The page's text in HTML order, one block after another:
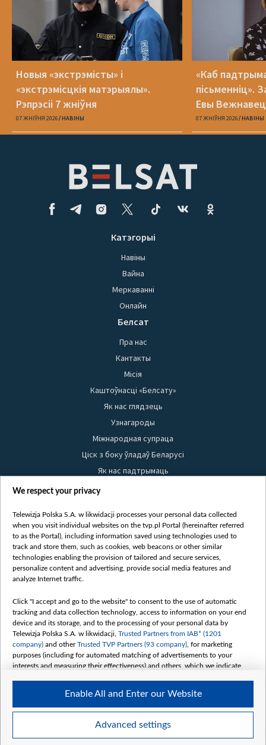
Новыя «экстрэмісты» і
«экстрэмісцкія матэрыялы».
Рэпрэсіі 7 жніўня
07 ЖНІЎНЯ 2026 НАВІНЫ
«Каб
пісьменніц».
Евы Вежнавец
07 ЖНІЎНЯ 2026 НАВІНЫ
Катэгорыі
Навіны
Вайна
Меркаванні
Онлайн
Белсат
Пра нас
Кантакты
Місія
Каштоўнасці «Белсату»
Як нас глядзець
Узнагароды
Міжнародная супраца
Ціск з боку ўладаў Беларусі
Як нас падтрымаць
Правілы выкарыстання матэрыялаў
Бяспека
Youtube
Белсат news
Белсат Shorts
Жэстачайшы мульт
Belsat English
Biełsat PL
Белсат Now
Белсат History
Белсат Music
Белсат Doc
My consents
We respect your privacy
Telewizja Polska S.A. w likwidacji processes your personal data collected
when you visit individual websites on the tvp.pl Portal (hereinafter referred
to as the Portal), including information saved using technologies used to
track and store them, such as cookies, web beacons or other similar
technologies enabling the provision of tailored and secure services,
personalize content and advertising, provide social media features and
analyze Internet traffic.
Click "I accept and go to the website" to consent to the use of automatic
tracking and data collection technology, access to information on your end
device and its storage, and to the processing of your personal data by
Telewizja Polska S.A. w likwidacji, Trusted Partners from IAB* (1201
company) and otherTrusted TVP Partners (93 company) , for marketing
purposes (including for automated matching of advertisements to your
interests and measuring their effectiveness) and others, which we indicate
The purposes of processing your data by TVP S.A. w likwidacji are as
follows:
Use limited data to select advertising
Create profiles for personalised advertising
Advanced settings
Enable All and Enter our Website